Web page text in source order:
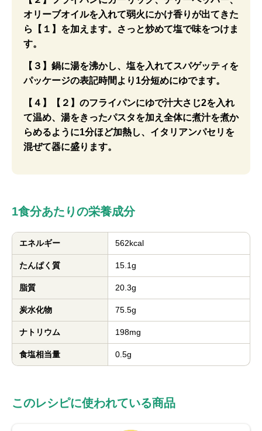
オリーブオイルを入れて弱火にかけ香りが出てきた
ら【１】を加えます。さっと炒めて塩で味をつけま
す。
【３】鍋に湯を沸かし、塩を入れてスパゲッティを
パッケージの表記時間より1分短めにゆでます。
【４】【２】のフライパンにゆで汁大さじ2を入れ
て温め、湯をきったパスタを加え全体に煮汁を煮か
らめるように1分ほど加熱し、イタリアンパセリを
混ぜて器に盛ります。
1食分あたりの栄養成分
エネルギー 562kcal
たんぱく質 15.1g
脂質 20.3g
炭水化物 75.5g
ナトリウム 198mg
食塩相当量 0.5g
このレシピに使われている商品